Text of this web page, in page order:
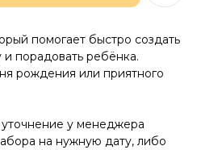
помогает быстро создать
порадовать ребёнка.
рождения или приятного
у менеджера
на нужную дату, либо